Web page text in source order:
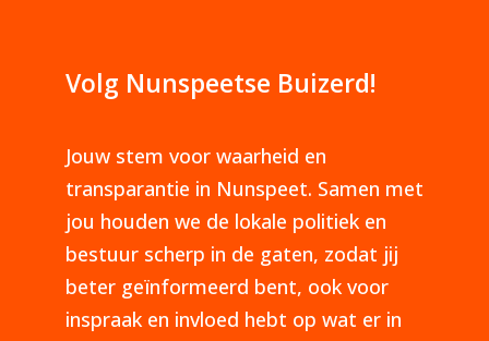
Volg Nunspeetse Buizerd!
Jouw stem voor waarheid en
transparantie in Nunspeet. Samen met
jou houden we de lokale politiek en
bestuur scherp in de gaten, zodat jij
beter geïnformeerd bent, ook voor
inspraak en invloed hebt op wat er in